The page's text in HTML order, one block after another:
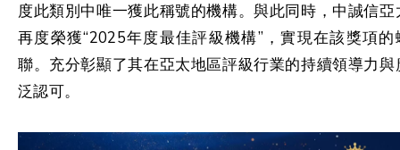
度此類別中唯一獲此稱號的機構。與此同時，中誠信亞
再度榮獲“2025年度最佳評級機構”，實現在該獎項的
聯。充分彰顯了其在亞太地區評級行業的持續領導力與
泛認可。